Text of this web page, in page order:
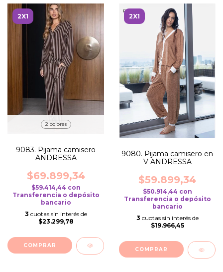
2X1
2 colores
9083. Pijama camisero
ANDRESSA
$69.899,34
$59.414,44 con
Transferencia o depósito
bancario
3 cuotas sin interés de
$23.299,78
COMPRAR
2X1
9080. Pijama camisero en
V ANDRESSA
$59.899,34
$50.914,44 con
Transferencia o depósito
bancario
3 cuotas sin interés de
$19.966,45
COMPRAR